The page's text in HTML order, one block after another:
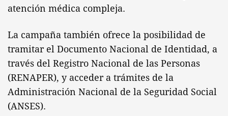
atención médica compleja.
La campaña también ofrece la posibilidad de
tramitar el Documento Nacional de Identidad, a
través del Registro Nacional de las Personas
(RENAPER), y acceder a trámites de la
Administración Nacional de la Seguridad Social
(ANSES).